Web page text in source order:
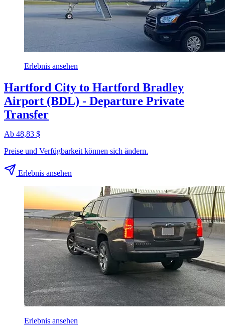
Erlebnis ansehen
Hartford City to Hartford Bradley
Airport (BDL) - Departure Private
Transfer
Ab 48,83 $
Preise und Verfügbarkeit können sich ändern.
Erlebnis ansehen
Erlebnis ansehen